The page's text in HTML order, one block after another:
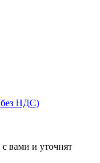
НДС)
вами и уточнят